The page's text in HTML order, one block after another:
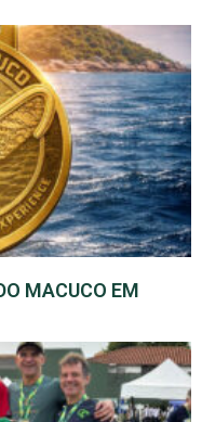
MACUCO EM